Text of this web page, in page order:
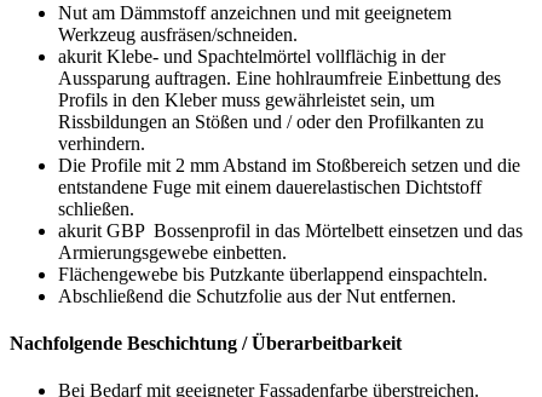
Nut am Dämmstoff anzeichnen und mit geeignetem
Werkzeug ausfräsen/schneiden.
akurit Klebe- und Spachtelmörtel vollflächig in der
Aussparung auftragen. Eine hohlraumfreie Einbettung des
Profils in den Kleber muss gewährleistet sein, um
Rissbildungen an Stößen und / oder den Profilkanten zu
verhindern.
Die Profile mit 2 mm Abstand im Stoßbereich setzen und die
entstandene Fuge mit einem dauerelastischen Dichtstoff
schließen.
akurit GBP Bossenprofil in das Mörtelbett einsetzen und das
Armierungsgewebe einbetten.
Flächengewebe bis Putzkante überlappend einspachteln.
Abschließend die Schutzfolie aus der Nut entfernen.
Nachfolgende Beschichtung / Überarbeitbarkeit
Bei Bedarf mit geeigneter Fassadenfarbe überstreichen.